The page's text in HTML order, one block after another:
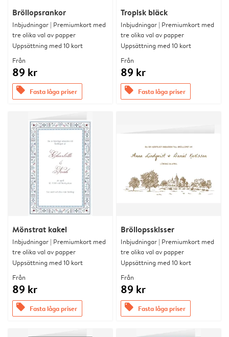
Bröllopsrankor
Inbjudningar | Premiumkort med
tre olika val av papper
Uppsättning med 10 kort
Från
89 kr
offers Fasta låga priser
Tropisk bläck
Inbjudningar | Premiumkort med
tre olika val av papper
Uppsättning med 10 kort
Från
89 kr
offers Fasta låga priser
Mönstrat kakel
Inbjudningar | Premiumkort med
tre olika val av papper
Uppsättning med 10 kort
Från
89 kr
offers Fasta låga priser
Bröllopsskisser
Inbjudningar | Premiumkort med
tre olika val av papper
Uppsättning med 10 kort
Från
89 kr
offers Fasta låga priser